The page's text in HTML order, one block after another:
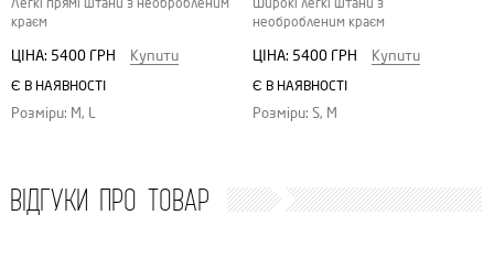
Легкі прямі штани з необробленим
краєм
ЦІНА: 5400 ГРН Купити
Є В НАЯВНОСТІ
Розміри: M, L
Широкі легкі штани з
необробленим краєм
ЦІНА: 5400 ГРН Купити
Є В НАЯВНОСТІ
Розміри: S, M
ВІДГУКИ ПРО ТОВАР